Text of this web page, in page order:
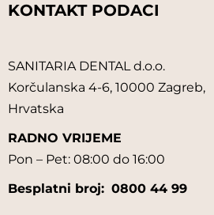
KONTAKT PODACI
SANITARIA DENTAL d.o.o.
Korčulanska 4-6, 10000 Zagreb,
Hrvatska
RADNO VRIJEME
Pon – Pet: 08:00 do 16:00
Besplatni broj: 0800 44 99